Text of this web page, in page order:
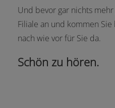
Und bevor gar nichts
Filiale an und kommen
nach wie vor für Sie da.
Schön zu hören.